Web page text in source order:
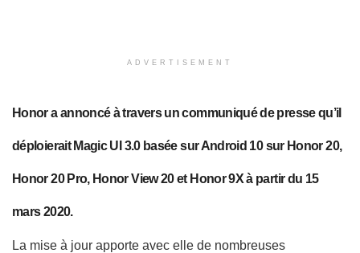
ADVERTISEMENT
Honor a annoncé à travers un communiqué de presse qu’il
déploierait Magic UI‌ 3.0 basée sur Android 10 sur Honor 20,
Honor 20 Pro, Honor View 20 et Honor 9X à partir du 15
mars 2020.
La mise à jour apporte avec elle de nombreuses